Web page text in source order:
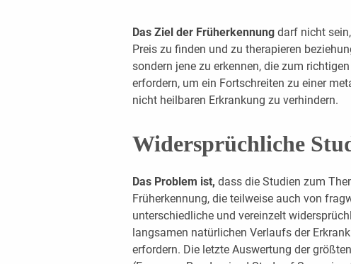
Das Ziel der Früherkennung darf nicht
Preis zu finden und zu therapieren
sondern jene zu erkennen, die zum
erfordern, um ein Fortschreiten zu einer
nicht heilbaren Erkrankung zu verhindern.
Widersprüchliche
Das Problem ist, dass die Studien zum
Früherkennung, die teilweise auch von
unterschiedliche und vereinzelt
langsamen natürlichen Verlaufs der
erfordern. Die letzte Auswertung der